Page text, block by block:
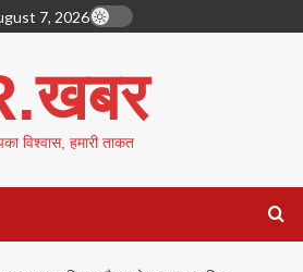
7, 2026
विश्वास, हमारी ताकत